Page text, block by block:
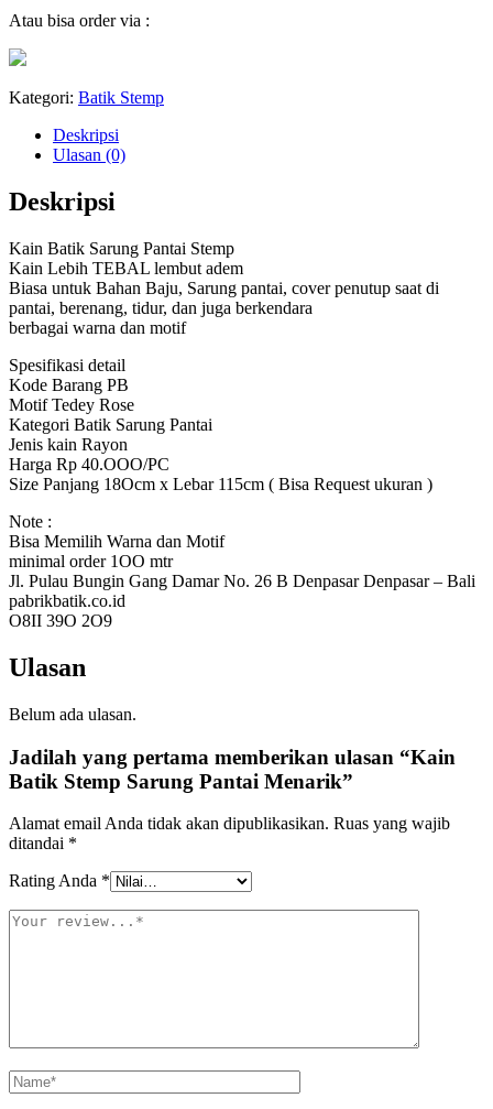
Atau bisa order via :
Kategori: Batik Stemp
Deskripsi
Ulasan (0)
Deskripsi
Kain Batik Sarung Pantai Stemp
Kain Lebih TEBAL lembut adem
Biasa untuk Bahan Baju, Sarung pantai, cover penutup saat di
pantai, berenang, tidur, dan juga berkendara
berbagai warna dan motif
Spesifikasi detail
Kode Barang PB
Motif Tedey Rose
Kategori Batik Sarung Pantai
Jenis kain Rayon
Harga Rp 40.OOO/PC
Size Panjang 18Ocm x Lebar 115cm ( Bisa Request ukuran )
Note :
Bisa Memilih Warna dan Motif
minimal order 1OO mtr
Jl. Pulau Bungin Gang Damar No. 26 B Denpasar Denpasar – Bali
pabrikbatik.co.id
O8II 39O 2O9
Ulasan
Belum ada ulasan.
Jadilah yang pertama memberikan ulasan “Kain
Batik Stemp Sarung Pantai Menarik”
Alamat email Anda tidak akan dipublikasikan. Ruas yang wajib
ditandai *
Rating Anda *